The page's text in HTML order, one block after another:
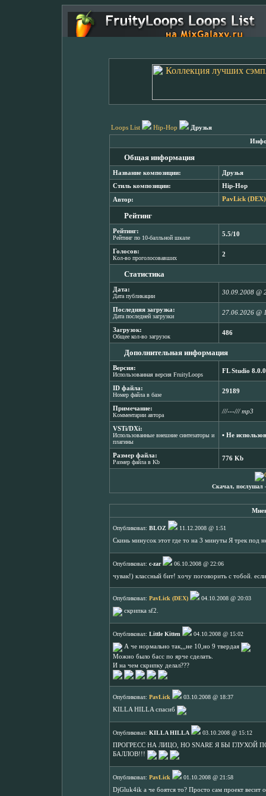
Loops List Hip-Hop Друзья
Общая информация
Название композиции: Друзья
Стиль композиции: Hip-Hop
Автор: PavLick (DEX)
Рейтинг
Рейтинг:
Рейтинг по 10-балльной шкале
5.5/10
Голосов:
Кол-во проголосовавших
2
Статистика
Дата:
Дата публикации
30.09.2008 @
Последняя загрузка:
Дата последней загрузки
27.06.2026 @
Загрузок:
Общее кол-во загрузок
486
Дополнительная информация
Версия:
Использованная версия FruityLoops
FL Studio 8.0.0
ID файла:
Номер файла в базе
29189
Примечание:
Комментарии автора
///---/// mp3
VSTi/DXi:
Использованные внешние синтезаторы и
плагины
▪ Не
Размер файла:
Размер файла в Kb
776 Kb
Скачал, послушал
Опубликовал: BLOZ
11.12.2008 @ 1:51
Скинь минусок этот где то на 3 минуты Я трек под
Опубликовал: c-zar
06.10.2008 @ 22:06
чувак!) классный бит! хочу поговорить с тобой.
Опубликовал: PavLick (DEX)
04.10.2008 @ 20:03
скрипка sf2.
Опубликовал: Little Kitten
04.10.2008 @ 15:02
А че нормально так,,,не 10,но 9 твердая
Можно было басс по ярче сделать.
И на чем скрипку делал???
Опубликовал: PavLick
03.10.2008 @ 18:37
KILLA HILLA спасиб
Опубликовал: KILLA HILLA
03.10.2008 @ 15:12
ПРОГРЕСС НА ЛИЦО, НО SNARE Я БЫ
БАЛЛОВ!!!
Опубликовал: PavLick
01.10.2008 @ 21:58
DjGluk4ik а че боятся то? Просто сам проект